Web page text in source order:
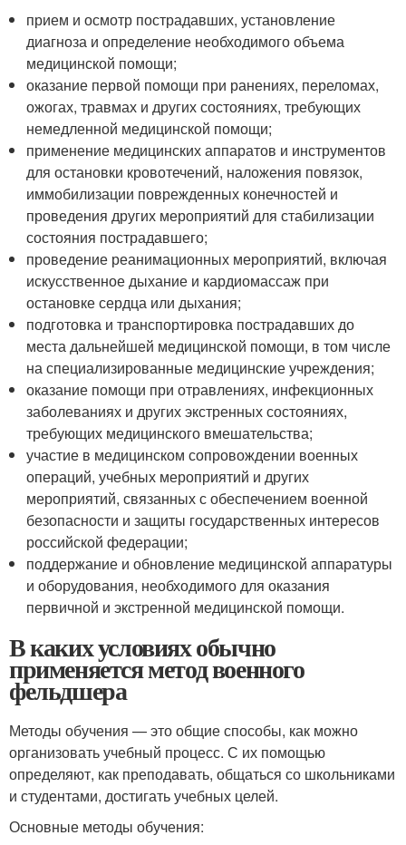
прием и осмотр пострадавших, установление
диагноза и определение необходимого объема
медицинской помощи;
оказание первой помощи при ранениях, переломах,
ожогах, травмах и других состояниях, требующих
немедленной медицинской помощи;
применение медицинских аппаратов и инструментов
для остановки кровотечений, наложения повязок,
иммобилизации поврежденных конечностей и
проведения других мероприятий для стабилизации
состояния пострадавшего;
проведение реанимационных мероприятий, включая
искусственное дыхание и кардиомассаж при
остановке сердца или дыхания;
подготовка и транспортировка пострадавших до
места дальнейшей медицинской помощи, в том числе
на специализированные медицинские учреждения;
оказание помощи при отравлениях, инфекционных
заболеваниях и других экстренных состояниях,
требующих медицинского вмешательства;
участие в медицинском сопровождении военных
операций, учебных мероприятий и других
мероприятий, связанных с обеспечением военной
безопасности и защиты государственных интересов
российской федерации;
поддержание и обновление медицинской аппаратуры
и оборудования, необходимого для оказания
первичной и экстренной медицинской помощи.
В каких условиях обычно
применяется метод военного
фельдшера
Методы обучения — это общие способы, как можно
организовать учебный процесс. С их помощью
определяют, как преподавать, общаться со школьниками
и студентами, достигать учебных целей.
Основные методы обучения: